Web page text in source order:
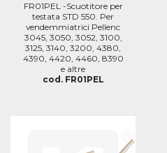
FR01PEL -Scuotitore per
testata STD 550. Per
vendemmiatrici Pellenc
3045, 3050, 3052, 3100,
3125, 3140, 3200, 4380,
4390, 4420, 4460, 8390
e altre
cod. FR01PEL